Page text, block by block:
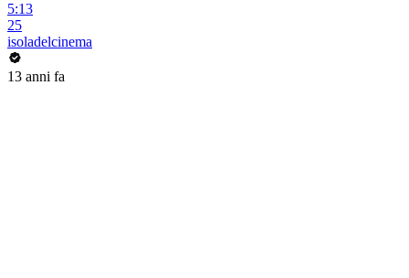
5:13
25
isoladelcinema
13 anni fa